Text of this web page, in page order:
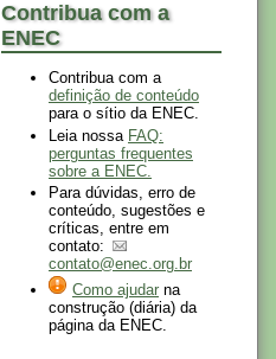
Contribua com a
ENEC
Contribua com a
definição de conteúdo
para o sítio da ENEC.
Leia nossa FAQ:
perguntas frequentes
sobre a ENEC.
Para dúvidas, erro de
conteúdo, sugestões e
críticas, entre em
contato:
contato@enec.org.br
Como ajudar na
construção (diária) da
página da ENEC.